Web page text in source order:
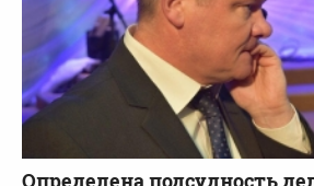
Определена подсудность